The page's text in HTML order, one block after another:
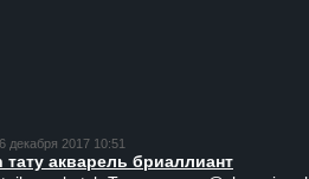
декабря 2017 10:51
акварель бриаллиант